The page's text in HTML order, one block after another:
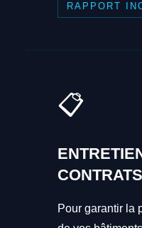
RAPPORT
📋
Pour garantir la